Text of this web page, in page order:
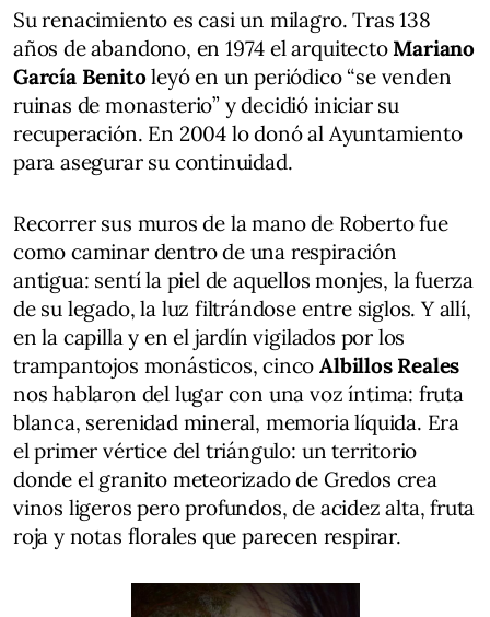
Su renacimiento es casi un milagro. Tras 138
años de abandono, en 1974 el arquitecto Mariano
García Benitoleyó en un periódico “se venden
ruinas de monasterio” y decidió iniciar su
recuperación. En 2004 lo donó al Ayuntamiento
para asegurar su continuidad.
Recorrer sus muros de la mano de Roberto fue
como caminar dentro de una respiración
antigua: sentí la piel de aquellos monjes, la fuerza
de su legado, la luz filtrándose entre siglos. Y allí,
en la capilla y en el jardín vigilados por los
trampantojos monásticos, cincoAlbillos Reales
nos hablaron del lugar con una voz íntima: fruta
blanca, serenidad mineral, memoria líquida. Era
el primer vértice del triángulo: un territorio
donde el granito meteorizado de Gredos crea
vinos ligeros pero profundos, de acidez alta, fruta
roja y notas florales que parecen respirar.